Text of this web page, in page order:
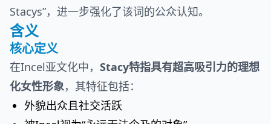
Stacys”，进一步强化了该词的公众认知。
含义
核心定义
在Incel亚文化中， Stacy特指具有超高吸引力的理想
化女性形象，其特征包括：
外貌出众且社交活跃